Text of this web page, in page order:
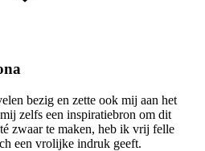
bezig en zette ook mij aan het
zelfs een inspiratiebron om dit
zwaar te maken, heb ik vrij felle
een vrolijke indruk geeft.